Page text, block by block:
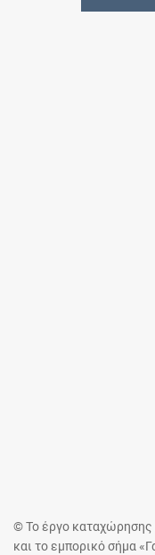
© Το έργο καταχώρησης
και το εμπορικό σήμα